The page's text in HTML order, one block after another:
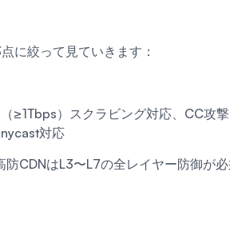
に絞って見ていきます：
≥1Tbps）スクラビング対応、CC攻
対応
CDNはL3〜L7の全レイヤー防御が